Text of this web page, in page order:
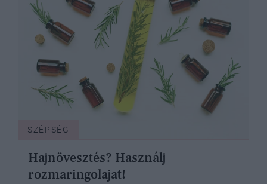
SZÉPSÉG
Hajnövesztés? Használj
rozmaringolajat!